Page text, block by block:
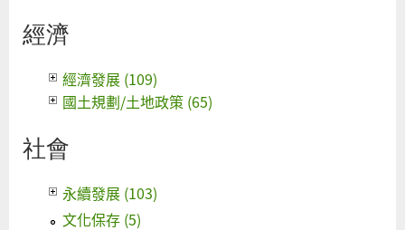
經濟
經濟發展 (109)
國土規劃/土地政策 (65)
社會
永續發展 (103)
文化保存 (5)